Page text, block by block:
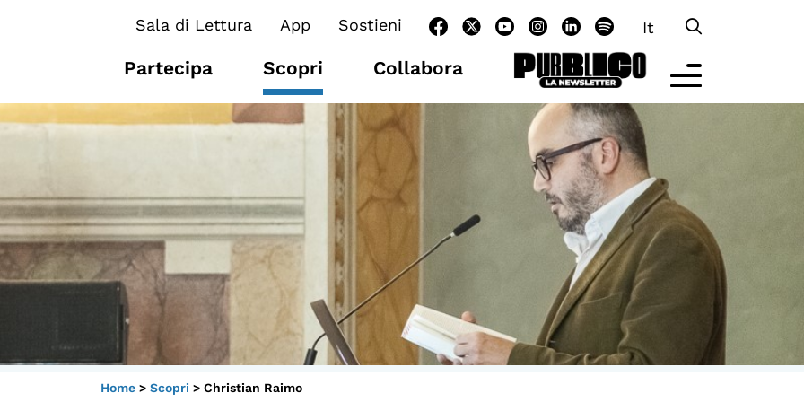
Sala di Lettura App Sostieni It
Partecipa Scopri Collabora
I CONTENUTI
Osservatori di ricerca
Progetti Nazionali
Progetti Internazionali
Pubblicazioni
Storie di Resistenza, ottant’anni
OLTRE LA SCUOLA
Attività per bambine e bambini
Programmi per le scuole
Under25
Classici del Pensiero Politico
Home> Scopri > Christian Raimo